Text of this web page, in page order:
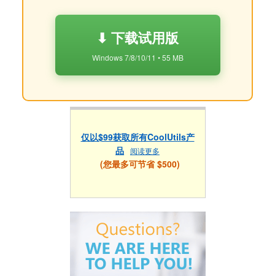
⬇ 下载试用版
Windows 7/8/10/11 • 55 MB
仅以$99获取所有CoolUtils产
品 阅读更多
(您最多可节省 $500)